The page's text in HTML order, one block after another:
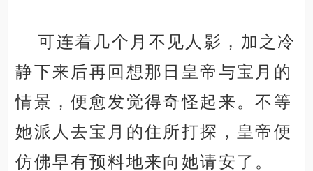
可连着几个月不见人影，加之冷
静下来后再回想那日皇帝与宝月的
情景，便愈发觉得奇怪起来。不等
她派人去宝月的住所打探，皇帝便
仿佛早有预料地来向她请安了。